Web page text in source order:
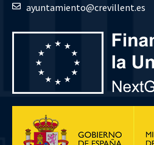
ayuntamiento@crevillent.es